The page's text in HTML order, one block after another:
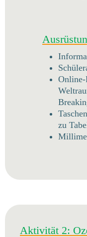
Online-
zu
Aktivität 2: